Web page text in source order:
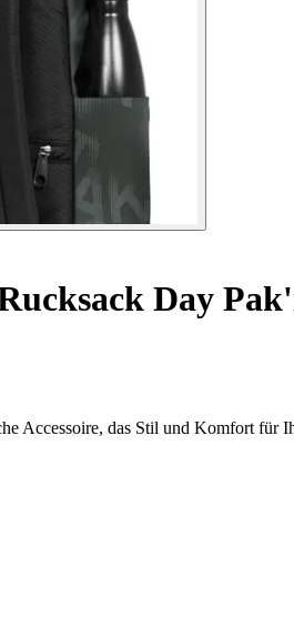
Day
Accessoire, das Stil und Komfort für